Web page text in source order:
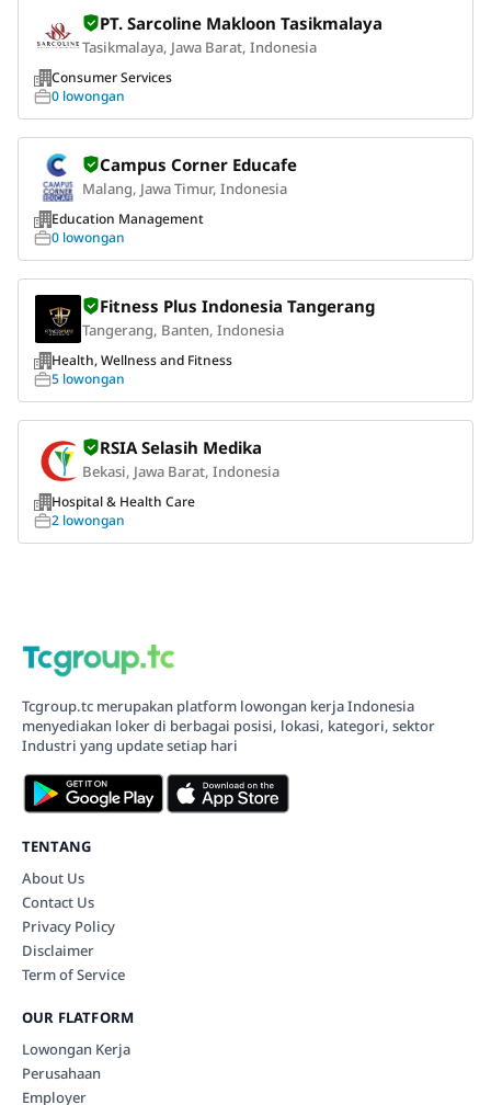
PT. Sarcoline Makloon Tasikmalaya
Tasikmalaya, Jawa Barat, Indonesia
Consumer Services
0 lowongan
Campus Corner Educafe
Malang, Jawa Timur, Indonesia
Education Management
0 lowongan
Fitness Plus Indonesia Tangerang
Tangerang, Banten, Indonesia
Health, Wellness and Fitness
5 lowongan
RSIA Selasih Medika
Bekasi, Jawa Barat, Indonesia
Hospital & Health Care
2 lowongan
Tcgroup.tc merupakan platform lowongan kerja Indonesia
menyediakan loker di berbagai posisi, lokasi, kategori, sektor
Industri yang update setiap hari
TENTANG
About Us
Contact Us
Privacy Policy
Disclaimer
Term of Service
OUR FLATFORM
Lowongan Kerja
Perusahaan
Employer